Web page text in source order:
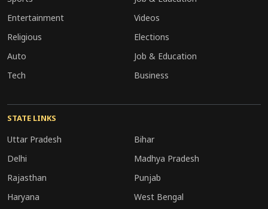
Entertainment
Religious
Auto
Tech
Videos
Elections
Job & Education
Business
STATE LINKS
Uttar Pradesh
Bihar
Delhi
Madhya Pradesh
Rajasthan
Punjab
Haryana
West Bengal